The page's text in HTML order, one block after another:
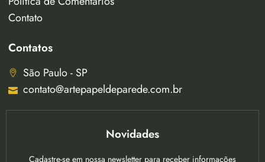
Contato
Contatos
São Paulo - SP
contato@artepapeldeparede.com.br
Novidades
Cadastre-se em nossa newsletter para receber informações